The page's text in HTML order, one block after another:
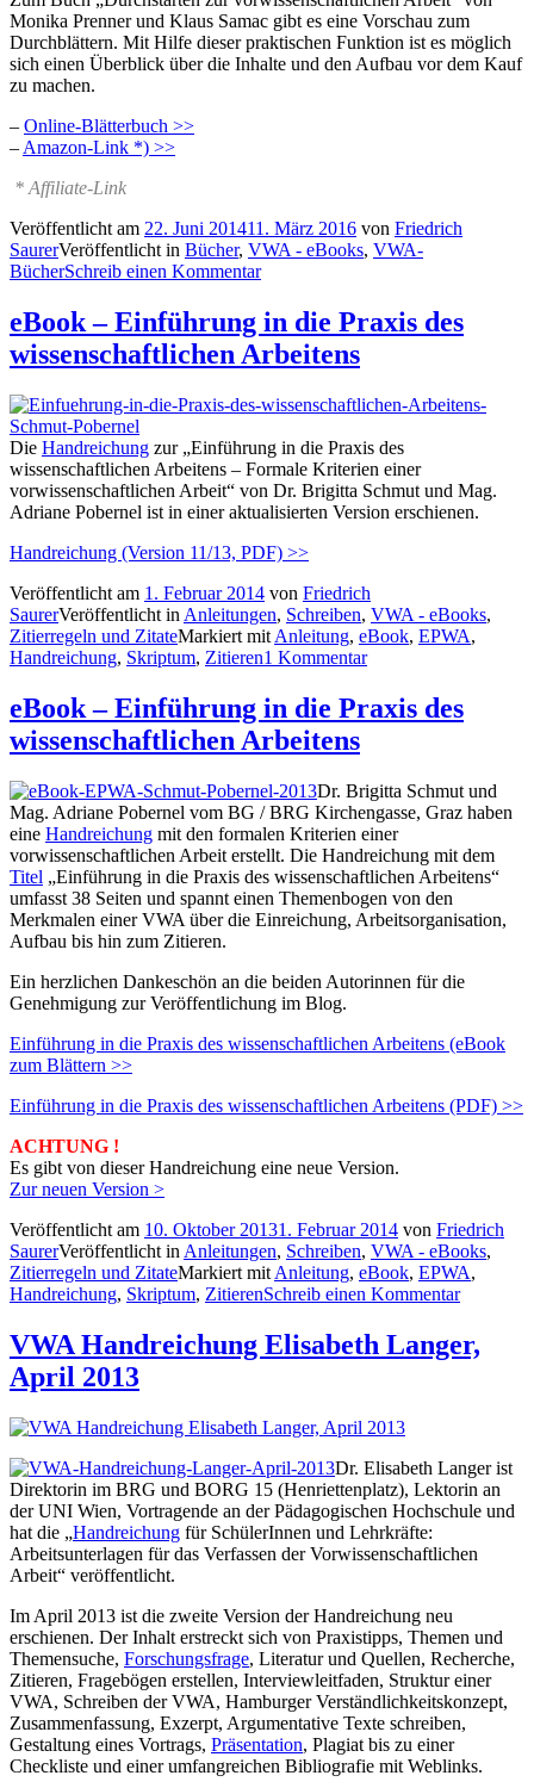
Monika Prenner und Klaus Samac gibt es eine Vorschau zum
Durchblättern. Mit Hilfe dieser praktischen Funktion ist es möglich
sich einen Überblick über die Inhalte und den Aufbau vor dem Kauf
zu machen.
– Online-Blätterbuch >>
– Amazon-Link *) >>
* Affiliate-Link
Veröffentlicht am 22. Juni 201411. März 2016 von Friedrich
SaurerVeröffentlicht in Bücher, VWA - eBooks, VWA-
BücherSchreib einen Kommentar
eBook – Einführung in die Praxis des
wissenschaftlichen Arbeitens
Die Handreichung zur „Einführung in die Praxis des
wissenschaftlichen Arbeitens – Formale Kriterien einer
vorwissenschaftlichen Arbeit“ von Dr. Brigitta Schmut und Mag.
Adriane Pobernel ist in einer aktualisierten Version erschienen.
Handreichung (Version 11/13, PDF) >>
Veröffentlicht am 1. Februar 2014 von Friedrich
SaurerVeröffentlicht in Anleitungen, Schreiben, VWA - eBooks,
Zitierregeln und ZitateMarkiert mit Anleitung, eBook, EPWA,
Handreichung, Skriptum, Zitieren1 Kommentar
eBook – Einführung in die Praxis des
wissenschaftlichen Arbeitens
Dr. Brigitta Schmut und
Mag. Adriane Pobernel vom BG / BRG Kirchengasse, Graz haben
eine Handreichung mit den formalen Kriterien einer
vorwissenschaftlichen Arbeit erstellt. Die Handreichung mit dem
Titel „Einführung in die Praxis des wissenschaftlichen Arbeitens“
umfasst 38 Seiten und spannt einen Themenbogen von den
Merkmalen einer VWA über die Einreichung, Arbeitsorganisation,
Aufbau bis hin zum Zitieren.
Ein herzlichen Dankeschön an die beiden Autorinnen für die
Genehmigung zur Veröffentlichung im Blog.
Einführung in die Praxis des wissenschaftlichen Arbeitens (eBook
zum Blättern >>
Einführung in die Praxis des wissenschaftlichen Arbeitens (PDF) >>
ACHTUNG !
Es gibt von dieser Handreichung eine neue Version.
Zur neuen Version >
Veröffentlicht am 10. Oktober 20131. Februar 2014 von Friedrich
SaurerVeröffentlicht in Anleitungen, Schreiben, VWA - eBooks,
Zitierregeln und ZitateMarkiert mit Anleitung, eBook, EPWA,
Handreichung, Skriptum, ZitierenSchreib einen Kommentar
VWA Handreichung Elisabeth Langer,
April 2013
Dr. Elisabeth Langer ist
Direktorin im BRG und BORG 15 (Henriettenplatz), Lektorin an
der UNI Wien, Vortragende an der Pädagogischen Hochschule und
hat die „Handreichung für SchülerInnen und Lehrkräfte:
Arbeitsunterlagen für das Verfassen der Vorwissenschaftlichen
Arbeit“ veröffentlicht.
Im April 2013 ist die zweite Version der Handreichung neu
erschienen. Der Inhalt erstreckt sich von Praxistipps, Themen und
Themensuche, Forschungsfrage, Literatur und Quellen, Recherche,
Zitieren, Fragebögen erstellen, Interviewleitfaden, Struktur einer
VWA, Schreiben der VWA, Hamburger Verständlichkeitskonzept,
Zusammenfassung, Exzerpt, Argumentative Texte schreiben,
Gestaltung eines Vortrags, Präsentation, Plagiat bis zu einer
Checkliste und einer umfangreichen Bibliografie mit Weblinks.